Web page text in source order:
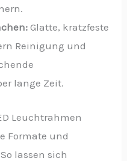
Glatte, kratzfeste
Reinigung und
lange Zeit.
Leuchtrahmen
Formate und
lassen sich